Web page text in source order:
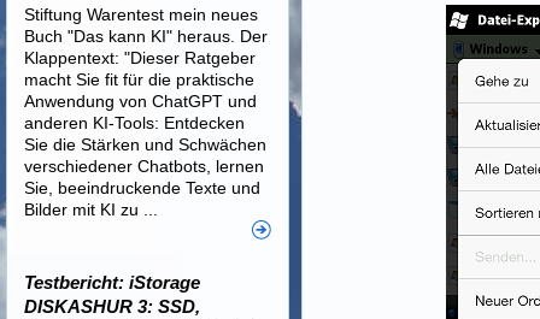
Stiftung Warentest mein neues
Buch "Das kann KI" heraus. Der
Klappentext: "Dieser Ratgeber
macht Sie fit für die praktische
Anwendung von ChatGPT und
anderen KI-Tools: Entdecken
Sie die Stärken und Schwächen
verschiedener Chatbots, lernen
Sie, beeindruckende Texte und
Bilder mit KI zu ...
Testbericht: iStorage
DISKASHUR 3: SSD,